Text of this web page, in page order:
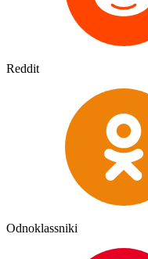
Reddit
Odnoklassniki